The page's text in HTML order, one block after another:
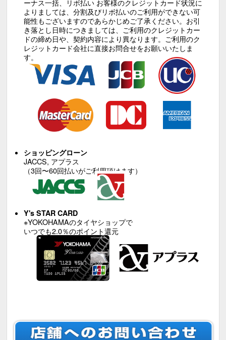
ーナス一括、リボ払い お客様のクレジットカード状況に
よりましては、分割及びリボ払いのご利用ができない可
能性もございますのであらかじめご了承ください。お引
き落とし日時につきましては、ご利用のクレジットカー
ドの締め日や、契約内容により異なります。ご利用のク
レジットカード会社に直接お問合せをお願いいたしま
す。
ショッピングローン
JACCS, アプラス
（3回〜60回払いがご利用頂けます）
Y's STAR CARD
※YOKOHAMAのタイヤショップで
いつでも2.0％のポイント還元